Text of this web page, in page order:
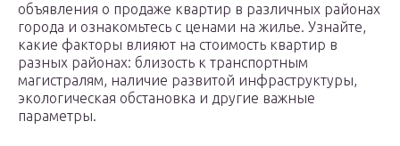
объявления о продаже квартир в различных районах
города и ознакомьтесь с ценами на жилье. Узнайте,
какие факторы влияют на стоимость квартир в
разных районах: близость к транспортным
магистралям, наличие развитой инфраструктуры,
экологическая обстановка и другие важные
параметры.